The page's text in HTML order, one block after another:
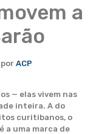
a
ACP
— elas vivem nas
inteira. A do
curitibanos, o
a uma marca de